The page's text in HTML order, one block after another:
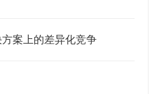
案上的差异化竞争